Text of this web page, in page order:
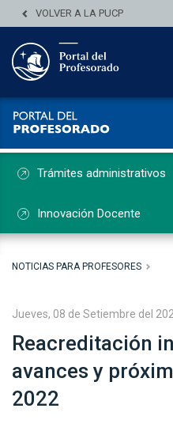
VOLVER A LA PUCP
Trámites administrativos
Innovación Docente
NOTICIAS PARA PROFESORES
Jueves, 08 de Setiembre del
Reacreditación
avances y
2022